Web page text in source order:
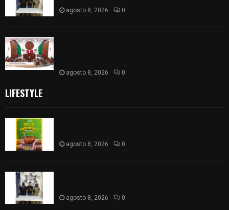
agosto 8, 2026 0
agosto 8, 2026 0
LIFESTYLE
agosto 8, 2026 0
agosto 8, 2026 0